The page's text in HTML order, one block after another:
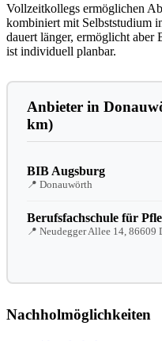
Vollzeitkollegs ermöglichen
kombiniert mit Selbststudium
dauert länger, ermöglicht aber
ist individuell planbar.
Anbieter in
km)
BIB Augsburg
📍 Donauwörth
Berufsfachschule für
📍 Neudegger Allee 14, 86609
Nachholmöglichkeiten